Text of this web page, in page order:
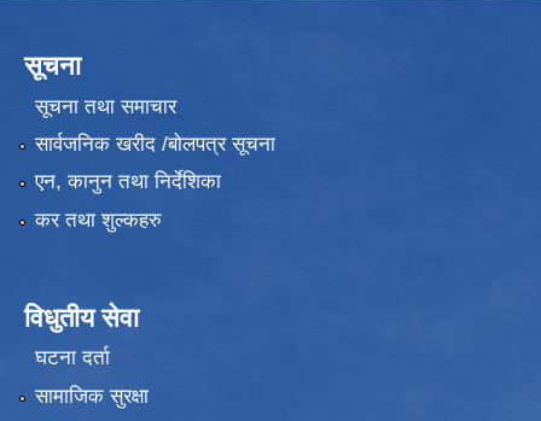
सूचना
सूचना तथा समाचार
सार्वजनिक खरीद /बोलपत्र सूचना
एन, कानुन तथा निर्देशिका
कर तथा शुल्कहरु
विधुतीय सेवा
घटना दर्ता
सामाजिक सुरक्षा